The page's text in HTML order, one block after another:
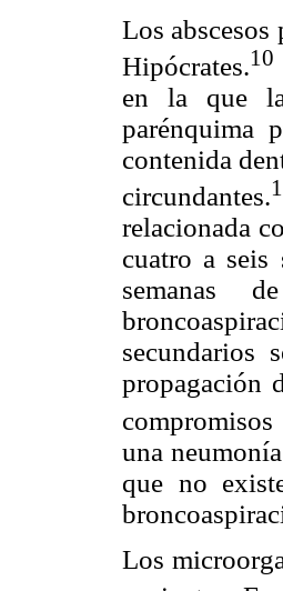
Los abscesos
Hipócrates.10
en la que
parénquima
contenida
circundantes.
relacionada
cuatro a seis
semanas
secundarios
propagación
compromisos
una
que no
Los